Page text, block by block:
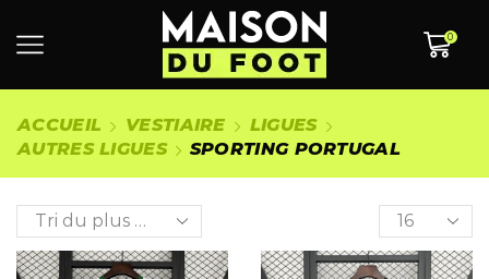
0
ACCUEIL VESTIAIRE
LIGUES
AUTRES LIGUES
SPORTING PORTUGAL